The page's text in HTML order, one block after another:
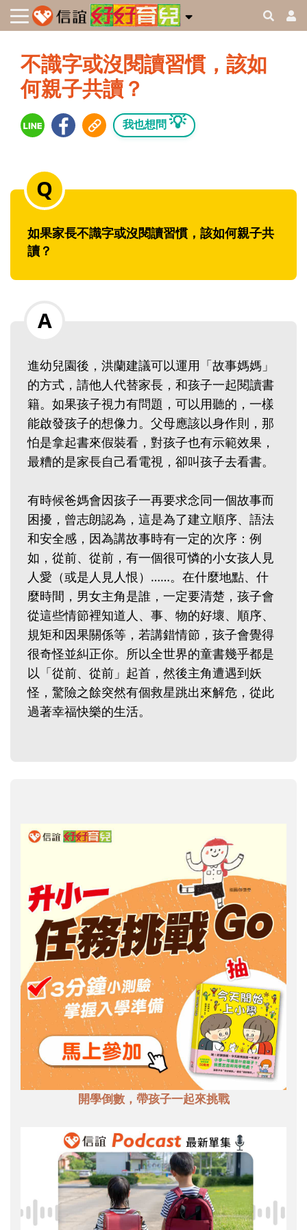
不識字或沒閱讀習慣，該如
何親子共讀？
我也想問 💡
如果家長不識字或沒閱讀習慣，該如何親子共
讀？
進幼兒園後，洪蘭建議可以運用「故事媽媽」
的方式，請他人代替家長，和孩子一起閱讀書
籍。如果孩子視力有問題，可以用聽的，一樣
能啟發孩子的想像力。父母應該以身作則，那
怕是拿起書來假裝看，對孩子也有示範效果，
最糟的是家長自己看電視，卻叫孩子去看書。
有時候爸媽會因孩子一再要求念同一個故事而
困擾，曾志朗認為，這是為了建立順序、語法
和安全感，因為講故事時有一定的次序：例
如，從前、從前，有一個很可憐的小女孩人見
人愛（或是人見人恨）……。在什麼地點、什
麼時間，男女主角是誰，一定要清楚，孩子會
從這些情節裡知道人、事、物的好壞、順序、
規矩和因果關係等，若講錯情節，孩子會覺得
很奇怪並糾正你。所以全世界的童書幾乎都是
以「從前、從前」起首，然後主角遭遇到妖
怪，驚險之餘突然有個救星跳出來解危，從此
過著幸福快樂的生活。
開學倒數，帶孩子一起來挑戰